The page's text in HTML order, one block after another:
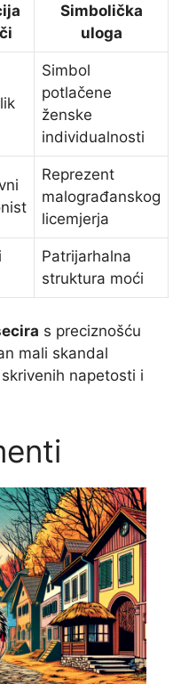
Simbolička
uloga
Simbol
potlačene
ženske
individualnosti
Reprezent
malograđanskog
licemjerja
Patrijarhalna
struktura moći
s preciznošću
mali skandal
napetosti i